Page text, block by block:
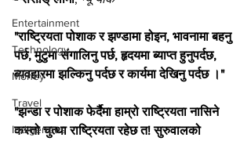
Entertainment
Technology
Money
Travel
Indigenous
"राष्ट्रियता पोशाक र झण्डामा होइन, भावनामा बहनु
पर्छ, मुटुमा संगालिनु पर्छ, हृदयमा ब्याप्त हुनुपर्दछ,
ब्यवहारमा झल्किनु पर्दछ र कार्यमा देखिनु पर्दछ ।"
"झन्डा र पोशाक फेर्दैमा हाम्रो राष्ट्रियता नासिने
कस्तो चुत्था राष्ट्रियता रहेछ त! सुरुवालको